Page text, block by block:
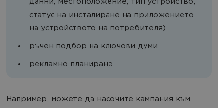
данни, местоположение, тип устройство,
статус на инсталиране на приложението
на устройството на потребителя).
ръчен подбор на ключови думи.
рекламно планиране.
Например, можете да насочите кампания към